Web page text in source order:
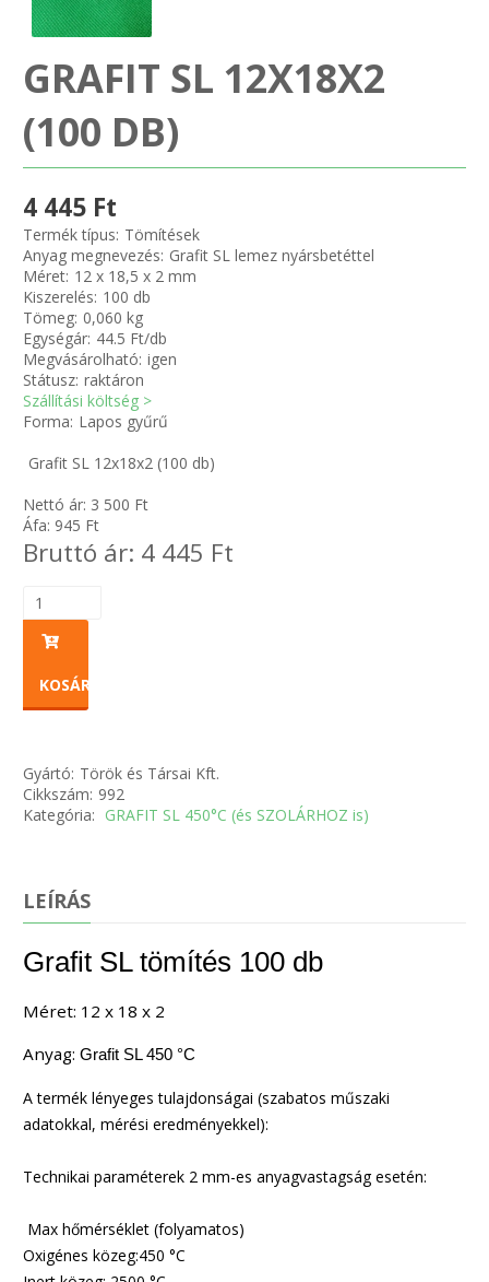
HOSCH IPARI RAGASZTÓ
O-GYŰRŰ
SIMÍTÓZÁRAS TASAK
TÖMLŐBILINCS
GRAFIT SL 12X18X2
(100 DB)
4 445 Ft
Termék típus: Tömítések
Anyag megnevezés: Grafit SL lemez nyársbetéttel
Méret: 12 x 18,5 x 2 mm
Kiszerelés: 100 db
Tömeg: 0,060 kg
Egységár: 44.5 Ft/db
Megvásárolható: igen
Státusz: raktáron
Szállítási költség >
Forma: Lapos gyűrű
Grafit SL 12x18x2 (100 db)
Nettó ár: 3 500 Ft
Áfa: 945 Ft
Bruttó ár: 4 445 Ft
KOSÁRBA
Gyártó: Török és Társai Kft.
Cikkszám: 992
Kategória: GRAFIT SL 450°C (és SZOLÁRHOZ is)
LEÍRÁS
Grafit SL tömítés 100 db
Méret: 12 x 18 x 2
Anyag:Grafit SL 450 °C
A termék lényeges tulajdonságai (szabatos műszaki
adatokkal, mérési eredményekkel):
Technikai paraméterek 2 mm-es anyagvastagság esetén:
Max hőmérséklet (folyamatos)
Oxigénes közeg:450 °C